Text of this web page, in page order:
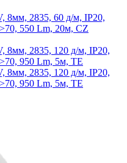
8мм, 2835, 60 д/м, IP20,
550 Lm, 20м, CZ
8мм, 2835, 120 д/м, IP20,
950 Lm, 5м, TE
8мм, 2835, 120 д/м, IP20,
950 Lm, 5м, TE